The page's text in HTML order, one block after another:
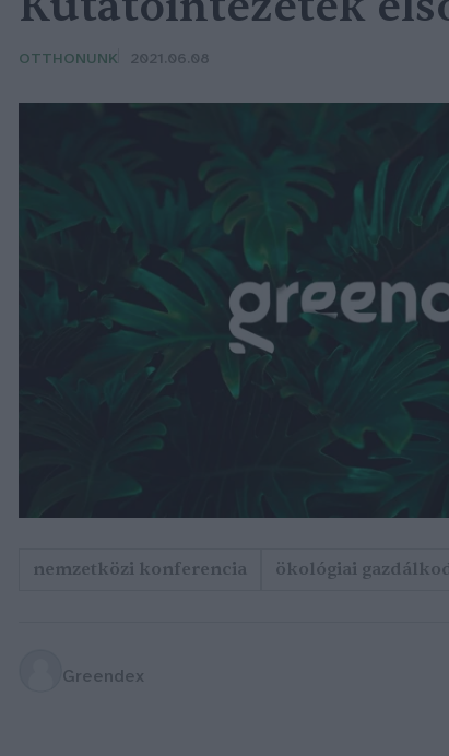
OTTHONUNK 2021.06.08
nemzetközi konferencia ökológiai
Greendex